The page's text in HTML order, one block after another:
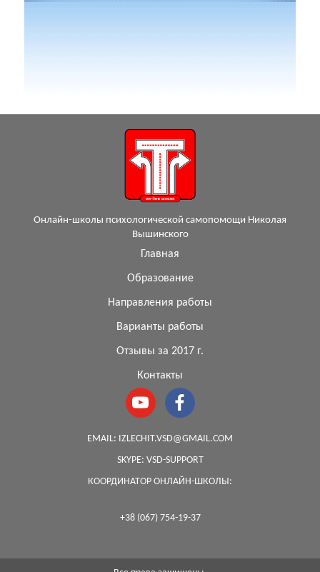
Онлайн-школы психологической самопомощи Николая
Вышинского
Главная
Образование
Направления работы
Варианты работы
Отзывы за 2017 г.
Контакты
EMAIL: IZLECHIT.VSD@GMAIL.COM
SKYPE: VSD-SUPPORT
КООРДИНАТОР ОНЛАЙН-ШКОЛЫ:
+38 (067) 754-19-37